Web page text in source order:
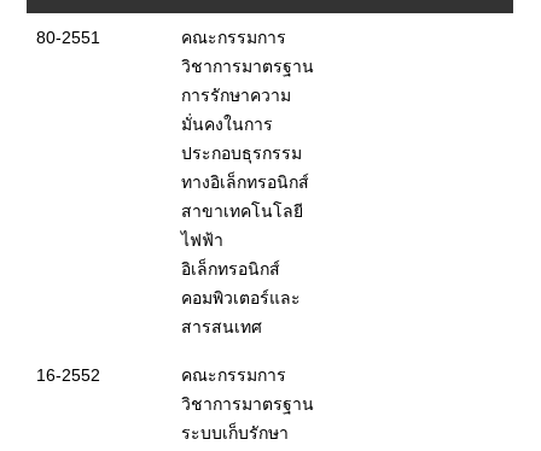
80-2551
คณะกรรมการ
วิชาการมาตรฐาน
การรักษาความ
มั่นคงในการ
ประกอบธุรกรรม
ทางอิเล็กทรอนิกส์
สาขาเทคโนโลยี
ไฟฟ้า
อิเล็กทรอนิกส์
คอมพิวเตอร์และ
สารสนเทศ
16-2552
คณะกรรมการ
วิชาการมาตรฐาน
ระบบเก็บรักษา